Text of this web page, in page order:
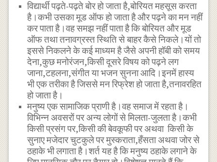
विद्यार्थी पढ़ते-पढ़ते बोर हो जाता है,बोरियत महसूस करता
है।कभी उसका मूड ऑफ हो जाता है और पढ़ने का मन नहीं
कर पाता है।वह समझ नहीं पाता है कि बोरियत और मूड
ऑफ तथा तनावग्रस्त स्थिति से बाहर कैसे निकले।यों तो
इससे निकलने के कई माध्यम है जैसे अपनी हॉबी को समय
देना,कुछ मनोरंजन,किसी दूसरे विषय को पढ़ने लग
जाना,टहलना,संगीत या भजन सुनना आदि।इनमें हास्य
भी एक तरीका है जिससे मन रिफ्रेश हो जाता है,तनावरहित
हो जाता है।
मनुष्य एक सामाजिक प्राणी है।वह समाज में रहता है।
विभिन्न अवसरों पर अन्य लोगों से मिलता-जुलता है।कभी
किसी प्रसंग पर,किसी की बेवकूफी पर अथवा किसी के
सुनाए मजेदार चुटकुले पर मुस्कराता,हँसता अथवा जोर से
ठहाके भी लगाता है।शर्त यह है कि मनुष्य ठहाके लगाने के